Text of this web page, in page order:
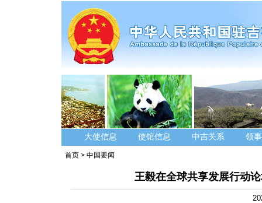
大使信息 使馆信息 中吉关系 领
首页 > 中国要闻
王毅在全球共享发展行动